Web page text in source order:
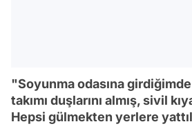
"Soyunma odasına
takımı duşlarını almış, sivil
Hepsi gülmekten yerlere